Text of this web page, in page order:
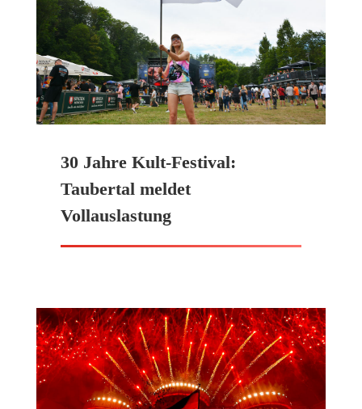
30 Jahre Kult-Festival:
Taubertal meldet
Vollauslastung